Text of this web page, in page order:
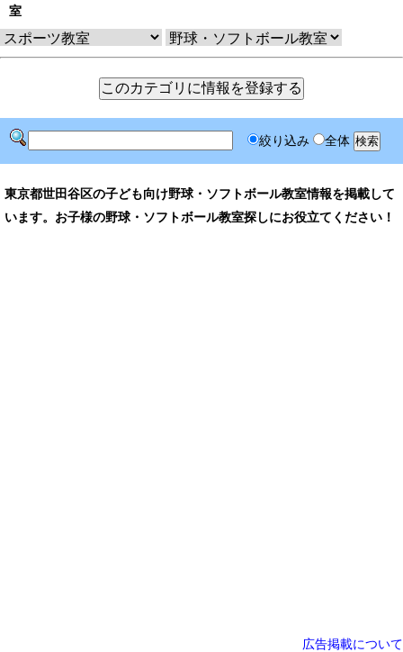
室
絞り込み 全体
東京都世田谷区の子ども向け野球・ソフトボール教室情報を掲載して
います。お子様の野球・ソフトボール教室探しにお役立てください！
広告掲載について